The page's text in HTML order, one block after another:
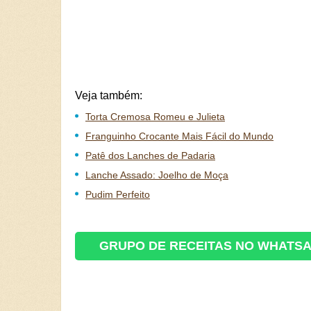
Veja também:
Torta Cremosa Romeu e Julieta
Franguinho Crocante Mais Fácil do Mundo
Patê dos Lanches de Padaria
Lanche Assado: Joelho de Moça
Pudim Perfeito
GRUPO DE RECEITAS NO